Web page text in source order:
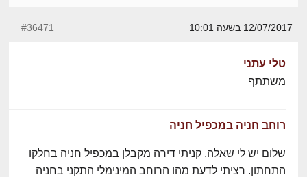
12/07/2017 בשעה 10:01 #36471
טלי עתני
משתתף
רוחב חניה במכפיל חניה
שלום יש לי שאלה. קניתי דירה מקבלן במכפיל חניה בחלקו
התחתון. רציתי לדעת מהו הרוחב המינימלי התקני בחניה